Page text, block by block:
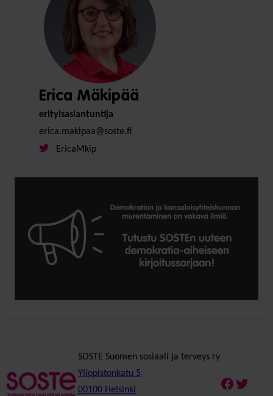
Erica Mäkipää
erityisasiantuntija
erica.makipaa@soste.fi
EricaMkip
SOSTE Suomen sosiaali ja terveys ry
Yliopistonkatu 5
00100 Helsinki